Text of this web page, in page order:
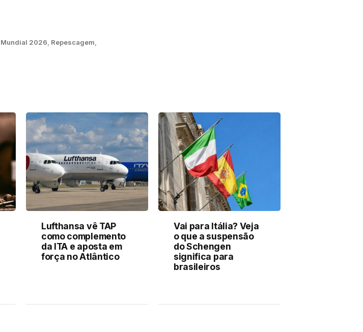
Mundial 2026, Repescagem,
Lufthansa vê TAP
como complemento
da ITA e aposta em
força no Atlântico
Vai para Itália? Veja
o que a suspensão
do Schengen
significa para
brasileiros